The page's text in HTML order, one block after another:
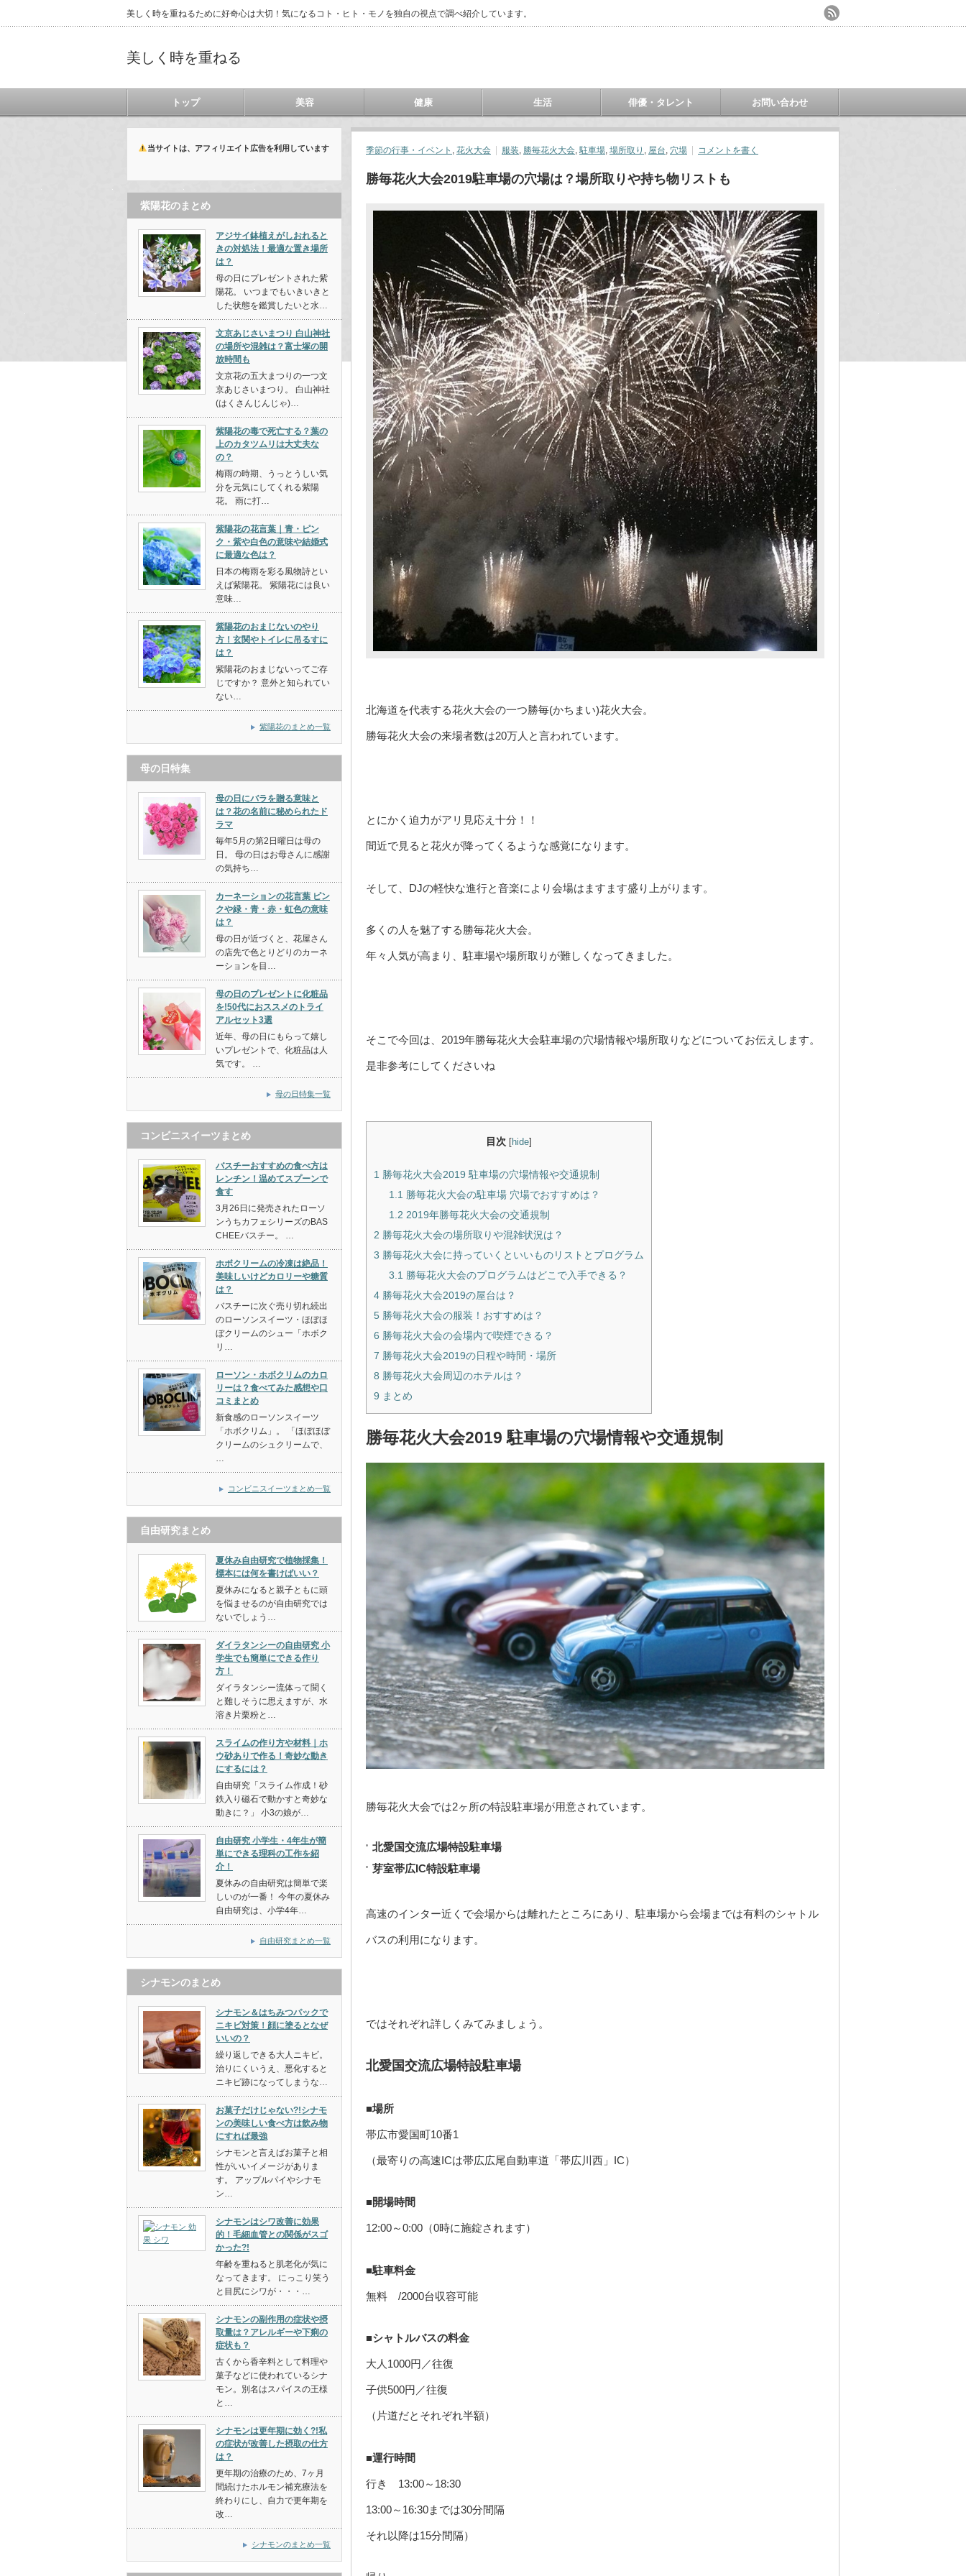
美しく時を重ねるために好奇心は大切！気になるコト・ヒト・モノを独自の視点で調べ紹介しています。
美しく時を重ねる
トップ 美容 健康 生活 俳優・タレント お問い合わせ
季節の行事・イベント , 花火大会 服装, 勝毎花火大会,駐車場, 場所取り , 屋台, 穴場 コメントを書く
勝毎花火大会2019駐車場の穴場は？場所取りや持ち物リストも
北海道を代表する花火大会の一つ勝毎(かちまい)花火大会。
勝毎花火大会の来場者数は20万人と言われています。
とにかく迫力がアリ見応え十分！！
間近で見ると花火が降ってくるような感覚になります。
そして、DJの軽快な進行と音楽により会場はますます盛り上がります。
多くの人を魅了する勝毎花火大会。
年々人気が高まり、駐車場や場所取りが難しくなってきました。
そこで今回は、2019年勝毎花火大会駐車場の穴場情報や場所取りなどについてお伝えします。
是非参考にしてくださいね
目次 [hide]
1 勝毎花火大会2019 駐車場の穴場情報や交通規制
1.1 勝毎花火大会の駐車場 穴場でおすすめは？
1.2 2019年勝毎花火大会の交通規制
2 勝毎花火大会の場所取りや混雑状況は？
3 勝毎花火大会に持っていくといいものリストとプログラム
3.1 勝毎花火大会のプログラムはどこで入手できる？
4 勝毎花火大会2019の屋台は？
5 勝毎花火大会の服装！おすすめは？
6 勝毎花火大会の会場内で喫煙できる？
7 勝毎花火大会2019の日程や時間・場所
8 勝毎花火大会周辺のホテルは？
9 まとめ
勝毎花火大会2019 駐車場の穴場情報や交通規制
勝毎花火大会では2ヶ所の特設駐車場が用意されています。
北愛国交流広場特設駐車場
芽室帯広IC特設駐車場
高速のインター近くで会場からは離れたところにあり、駐車場から会場までは有料のシャトル
バスの利用になります。
ではそれぞれ詳しくみてみましょう。
北愛国交流広場特設駐車場
■場所
帯広市愛国町10番1
（最寄りの高速ICは帯広広尾自動車道「帯広川西」IC）
■開場時間
12:00～0:00（0時に施錠されます）
■駐車料金
無料 /2000台収容可能
■シャトルバスの料金
大人1000円／往復
子供500円／往復
（片道だとそれぞれ半額）
■運行時間
行き 13:00～18:30
13:00～16:30までは30分間隔
それ以降は15分間隔）
当サイトは、アフィリエイト広告を利用しています
紫陽花のまとめ
アジサイ鉢植えがしおれると
きの対処法！最適な置き場所
は？
母の日にプレゼントされた紫
陽花。 いつまでもいきいきと
した状態を鑑賞したいと水…
文京あじさいまつり 白山神社
の場所や混雑は？富士塚の開
放時間も
文京花の五大まつりの一つ文
京あじさいまつり。 白山神社
(はくさんじんじゃ)…
紫陽花の毒で死亡する？葉の
上のカタツムリは大丈夫な
の？
梅雨の時期、うっとうしい気
分を元気にしてくれる紫陽
花。 雨に打…
紫陽花の花言葉｜青・ピン
ク・紫や白色の意味や結婚式
に最適な色は？
日本の梅雨を彩る風物詩とい
えば紫陽花。 紫陽花には良い
意味…
紫陽花のおまじないのやり
方！玄関やトイレに吊るすに
は？
紫陽花のおまじないってご存
じですか？ 意外と知られてい
ない…
紫陽花のまとめ一覧
母の日特集
母の日にバラを贈る意味と
は？花の名前に秘められたド
ラマ
毎年5月の第2日曜日は母の
日。 母の日はお母さんに感謝
の気持ち…
カーネーションの花言葉 ピン
クや緑・青・赤・虹色の意味
は？
母の日が近づくと、花屋さん
の店先で色とりどりのカーネ
ーションを目…
母の日のプレゼントに化粧品
を!50代におススメのトライ
アルセット3選
近年、母の日にもらって嬉し
いプレゼントで、化粧品は人
気です。 …
母の日特集一覧
コンビニスイーツまとめ
バスチーおすすめの食べ方は
レンチン！温めてスプーンで
食す
3月26日に発売されたローソ
ンうちカフェシリーズのBAS
CHEEバスチー。 …
ホボクリームの冷凍は絶品！
美味しいけどカロリーや糖質
は？
バスチーに次ぐ売り切れ続出
のローソンスイーツ・ほぼほ
ぼクリームのシュー「ホボク
リ…
ローソン・ホボクリムのカロ
リーは？食べてみた感想や口
コミまとめ
新食感のローソンスイーツ
「ホボクリム」。 「ほぼほぼ
クリームのシュクリームで、
コンビニスイーツまとめ一覧
自由研究まとめ
夏休み自由研究で植物採集！
標本には何を書けばいい？
夏休みになると親子ともに頭
を悩ませるのが自由研究では
ないでしょう…
ダイラタンシーの自由研究 小
学生でも簡単にできる作り
方！
ダイラタンシー流体って聞く
と難しそうに思えますが、水
溶き片栗粉と…
スライムの作り方や材料｜ホ
ウ砂ありで作る！奇妙な動き
にするには？
自由研究「スライム作成！砂
鉄入り磁石で動かすと奇妙な
動きに？」 小3の娘が…
自由研究 小学生・4年生が簡
単にできる理科の工作を紹
介！
夏休みの自由研究は簡単で楽
しいのが一番！ 今年の夏休み
自由研究は、小学4年…
自由研究まとめ一覧
シナモンのまとめ
シナモン＆はちみつパックで
ニキビ対策！顔に塗るとなぜ
いいの？
繰り返しできる大人ニキビ。
治りにくいうえ、悪化すると
ニキビ跡になってしまうな…
お菓子だけじゃない?!シナモ
ンの美味しい食べ方は飲み物
にすれば最強
シナモンと言えばお菓子と相
性がいいイメージがありま
す。 アップルパイやシナモ
ン…
シナモンはシワ改善に効果
的！毛細血管との関係がスゴ
かった?!
年齢を重ねると肌老化が気に
なってきます。 にっこり笑う
と目尻にシワが・・・…
シナモンの副作用の症状や摂
取量は？アレルギーや下痢の
症状も？
古くから香辛料として料理や
菓子などに使われているシナ
モン。別名はスパイスの王様
と…
シナモンは更年期に効く?!私
の症状が改善した摂取の仕方
は？
更年期の治療のため、7ヶ月
間続けたホルモン補充療法を
終わりにし、自力で更年期を
改…
シナモンのまとめ一覧